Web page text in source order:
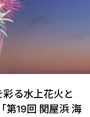
彩る水上花火と
第19回 関屋浜 海